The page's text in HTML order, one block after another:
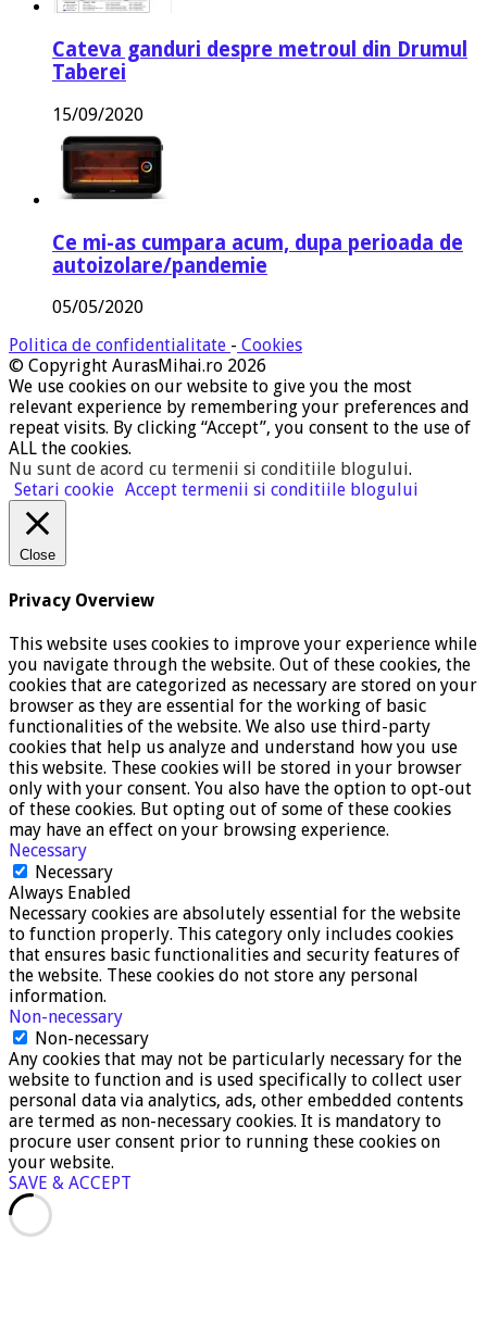
Cateva ganduri despre metroul din Drumul
Taberei
15/09/2020
Ce mi-as cumpara acum, dupa perioada de
autoizolare/pandemie
05/05/2020
Politica de confidentialitate - Cookies
© Copyright AurasMihai.ro 2026
We use cookies on our website to give you the most
relevant experience by remembering your preferences and
repeat visits. By clicking “Accept”, you consent to the use of
ALL the cookies.
Nu sunt de acord cu termenii si conditiile blogului.
Setari cookie Accept termenii si conditiile blogului
Close
Privacy Overview
This website uses cookies to improve your experience while
you navigate through the website. Out of these cookies, the
cookies that are categorized as necessary are stored on your
browser as they are essential for the working of basic
functionalities of the website. We also use third-party
cookies that help us analyze and understand how you use
this website. These cookies will be stored in your browser
only with your consent. You also have the option to opt-out
of these cookies. But opting out of some of these cookies
may have an effect on your browsing experience.
Necessary
Necessary
Always Enabled
Necessary cookies are absolutely essential for the website
to function properly. This category only includes cookies
that ensures basic functionalities and security features of
the website. These cookies do not store any personal
information.
Non-necessary
Non-necessary
Any cookies that may not be particularly necessary for the
website to function and is used specifically to collect user
personal data via analytics, ads, other embedded contents
are termed as non-necessary cookies. It is mandatory to
procure user consent prior to running these cookies on
your website.
SAVE & ACCEPT